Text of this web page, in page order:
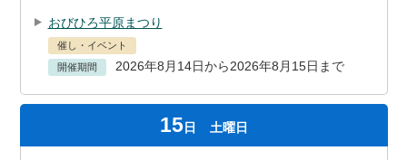
おびひろ平原まつり
催し・イベント
開催期間
2026年8月14日から2026年8月15日まで
15日 土曜日